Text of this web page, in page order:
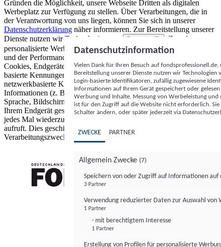
Gründen die Möglichkeit, unsere Webseite Dritten als digitalen
Werbeplatz zur Verfügung zu stellen. Über Verarbeitungen, die in
der Verantwortung von uns liegen, können Sie sich in unserer
Datenschutzerklärung näher informieren. Zur Bereitstellung unserer
Dienste nutzen wir Technologien von
Partnern (5)
. Zwecke:
personalisierte Werbung und Inhalte, Messung von Werbeleistung
und der Performance von Inhalten sowie Zielgruppenforschung.
Cookies, Endgeräte- oder ähnliche Online-Kennungen (z. B. login-
basierte Kennungen, zufällig generierte Kennungen,
netzwerkbasierte Kennungen) können zusammen mit anderen
Informationen (z. B. Browsertyp und Browserinformationen,
Sprache, Bildschirmgröße, unterstützte Technologien usw.) auf
Ihrem Endgerät gespeichert oder von dort ausgelesen werden, um es
jedes Mal wiederzuerkennen, wenn es eine App oder einer Webseite
aufruft. Dies geschieht für einen oder mehrere der hier aufgeführten
Verarbeitungszwecke.
Datenschutzinformation
Vielen Dank für Ihren Besuch auf
Bereitstellung unserer Dienste nutzen wir Technologien
Login-basierte Identifikatoren, zufällig zugewiesene
Informationen auf Ihrem Gerät gespeichert oder
Werbung und Inhalte, Messung von Werbeleistung
ist für den Zugriff auf die Website nicht erforderlich.
Schalter ändern, oder später jederzeit via
ZWECKE PARTNER
Allgemein Zwecke (7)
Speichern von oder Zugriff auf Informationen auf
3 Partner
Verwendung reduzierter Daten zur Auswahl von
1 Partner
- mit berechtigtem Interesse
1 Partner
Erstellung von Profilen für personalisierte
FONDS professionell